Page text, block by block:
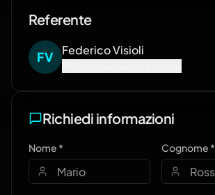
Referente
FV FedericoVisioli
Richiedi informazioni
Nome * Cognome *